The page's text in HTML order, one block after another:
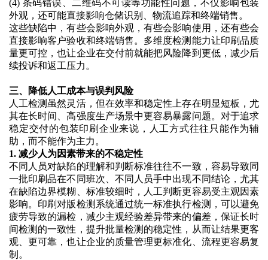
(4) 条码错误、二维码不可读等功能性问题，不仅影响包装
外观，还可能直接影响仓储识别、物流追踪和终端销售。
这些缺陷中，有些会影响外观，有些会影响使用，还有些会
直接影响客户验收和终端销售。多维度检测能力让印刷品质
量更可控，也让企业在交付前就能把风险降到更低，减少后
续投诉和返工压力。
三、降低人工成本与误判风险
人工检测虽然灵活，但在效率和稳定性上存在明显短板，尤
其在长时间、高强度生产场景中更容易暴露问题。对于追求
稳定交付的包装印刷企业来说，人工方式往往只能作为辅
助，而不能作为主力。
1. 减少人为因素带来的不稳定性
不同人员对缺陷的理解和判断标准往往不一致，容易导致同
一批印刷品在不同班次、不同人员手中出现不同结论，尤其
在缺陷边界模糊、标准较细时，人工判断更容易受主观因素
影响。印刷对版检测系统通过统一标准执行检测，可以避免
疲劳导致的漏检，减少主观经验差异带来的偏差，保证长时
间检测的一致性，提升批量检测的稳定性，从而让结果更客
观、更可靠，也让企业的质量管理更标准化、流程更容易复
制。